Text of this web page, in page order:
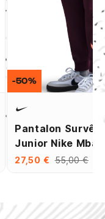
Pantalon
Junior Nike
27,50 € 55,00 €
-50%